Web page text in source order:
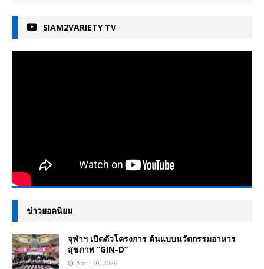
SIAM2VARIETY TV
ข่าวยอดนิยม
จุฬาฯ เปิดตัวโครงการ ต้นแบบนวัตกรรมอาหาร
สุขภาพ “GIN-D”
April 30, 2026